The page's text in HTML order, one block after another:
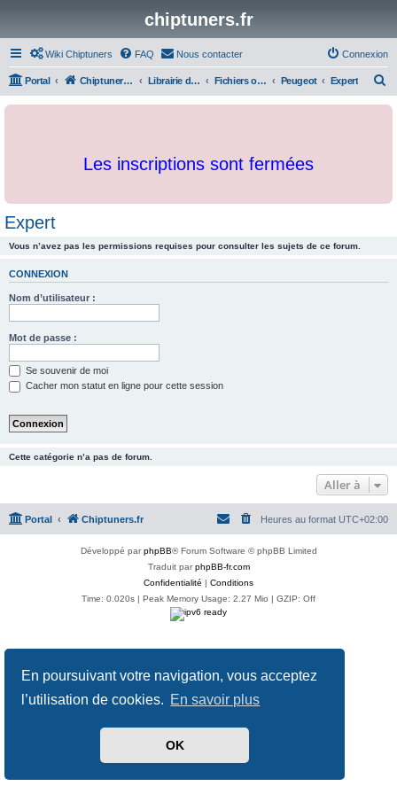
En poursuivant votre navigation, vous acceptez
l’utilisation de cookies. En savoir plus
OK
chiptuners.fr
Wiki Chiptuners FAQ Nous contacter Connexion
Portal Chiptuners.fr Librairie de documents et originaux Fichiers originaux Peugeot Expert
c
Les inscriptions sont fermées
Expert
Vous n’avez pas les permissions requises pour consulter les sujets de ce forum.
CONNEXION
Nom d’utilisateur :
Mot de passe :
Se souvenir de moi
Cacher mon statut en ligne pour cette session
Cette catégorie n’a pas de forum.
Aller à
Portal Chiptuners.fr Heures au format UTC+02:00
Développé parphpBB® Forum Software © phpBB Limited
Traduit parphpBB-fr.com
Confidentialité | Conditions
Time: 0.020s | Peak Memory Usage: 2.27 Mio | GZIP: Off